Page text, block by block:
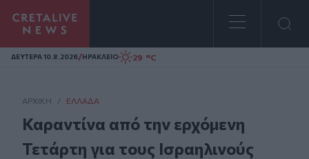
Homepage
ΔΕΥΤΕΡΑ 10.8.2026/ΗΡΑΚΛΕΙΟ 29 °C
ΑΡΧΙΚΗ / ΕΛΛΆΔΑ
Καραντίνα από την ερχόμενη
Τετάρτη για τους Ισραηλινούς